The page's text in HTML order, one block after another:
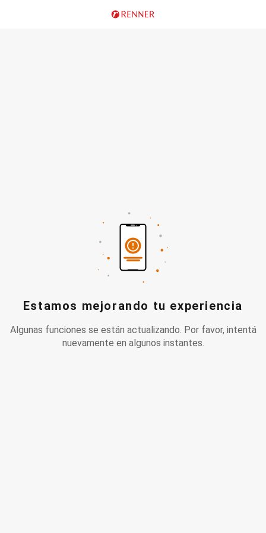
Estamos mejorando tu experiencia
Algunas funciones se están actualizando. Por favor, intentá
nuevamente en algunos instantes.